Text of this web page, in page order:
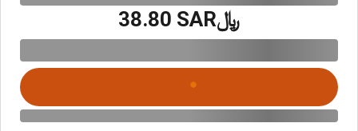
﷼‎38.80 SAR